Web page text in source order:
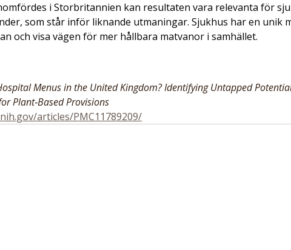
i Storbritannien kan resultaten vara relevanta för
som står inför liknande utmaningar. Sjukhus har en unik
och visa vägen för mer hållbara matvanor i samhället.
Menus in the United Kingdom? Identifying Untapped
Plant‐Based Provisions
articles/PMC11789209/